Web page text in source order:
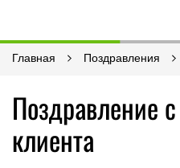
Главная Поздравления
Поздравление
клиента